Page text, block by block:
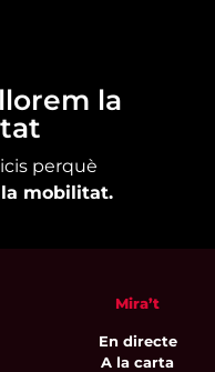
la
perquè
mobilitat.
Mira’t
En directe
A la carta